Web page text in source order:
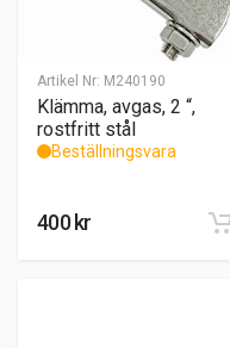
Artikel Nr: M240190
Klämma, avgas, 2 “,
rostfritt stål
Beställningsvara
400kr